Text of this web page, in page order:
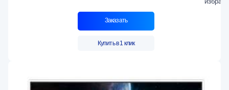
Заказать
Купить в 1 клик